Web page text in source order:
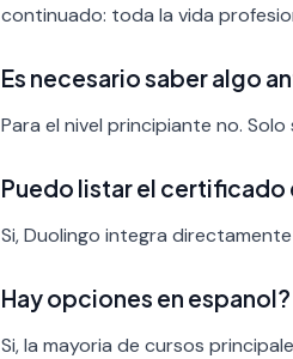
continuado: toda la vida
Es necesario saber algo
Para el nivel principiante no.
Puedo listar el certificado
Si, Duolingo integra
Hay opciones en espanol?
Si, la mayoria de cursos